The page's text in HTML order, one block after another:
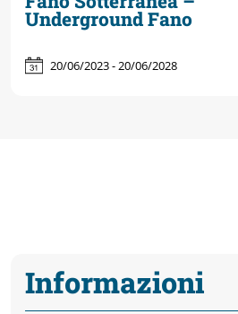
Underground Fano
20/06/2023 - 20/06/2028
Informazioni